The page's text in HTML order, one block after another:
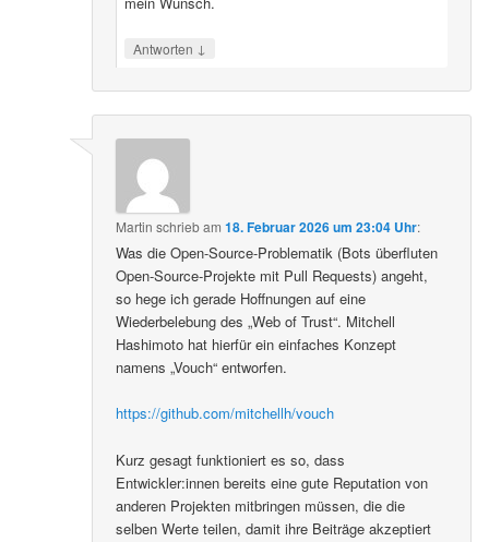
Antworten ↓
Martin schriebam18. Februar 2026 um 23:04 Uhr:
Was die Open-Source-Problematik (Bots überfluten
Open-Source-Projekte mit Pull Requests) angeht,
so hege ich gerade Hoffnungen auf eine
Wiederbelebung des „Web of Trust“. Mitchell
Hashimoto hat hierfür ein einfaches Konzept
namens „Vouch“ entworfen.
https://github.com/mitchellh/vouch
Kurz gesagt funktioniert es so, dass
Entwickler:innen bereits eine gute Reputation von
anderen Projekten mitbringen müssen, die die
selben Werte teilen, damit ihre Beiträge akzeptiert